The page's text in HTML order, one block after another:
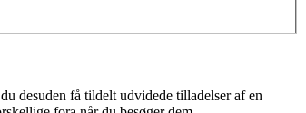
desuden få tildelt udvidede tilladelser af en